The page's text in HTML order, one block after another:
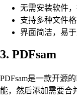
无需安装软件
支持多种文件
界面简洁，易
3. PDFsam
PDFsam是一款开源
能，然后添加需要合